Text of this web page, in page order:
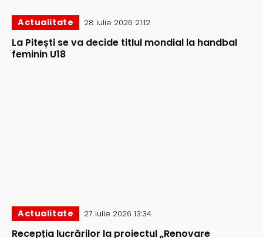
Actualitate 28 iulie 2026 21:12
La Pitești se va decide titlul mondial la handbal
feminin U18
Actualitate 27 iulie 2026 13:34
Recepția lucrărilor la proiectul „Renovare